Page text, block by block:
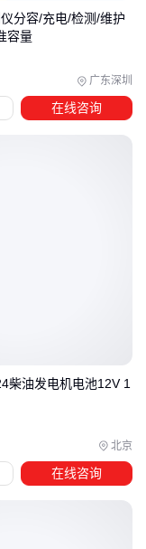
广东深圳
分容/充电/检测/维护
容量
在线咨询
北京
柴油发电机电池12V 1
在线咨询